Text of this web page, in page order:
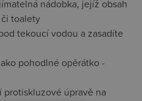
nádobka, jejíž obsah
toalety
tekoucí vodou a zasadíte
pohodlné opěrátko -
úpravě na